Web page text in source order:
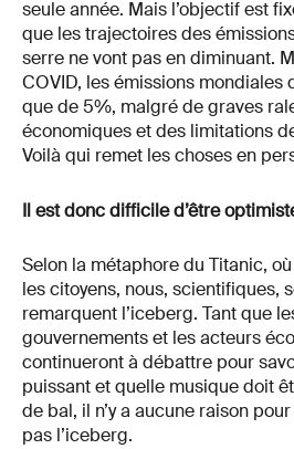
seule année. Mais l’objectif est
que les trajectoires des
serre ne vont pas en diminuant.
COVID, les émissions mondiales
que de 5%, malgré de graves
économiques et des limitations
Voilà qui remet les choses en
Il est donc difficile d’être
Selon la métaphore du Titanic,
les citoyens, nous, scientifiques,
remarquent l’iceberg. Tant que
gouvernements et les acteurs
continueront à débattre pour
puissant et quelle musique doit
de bal, il n’y a aucune raison
pas l’iceberg.